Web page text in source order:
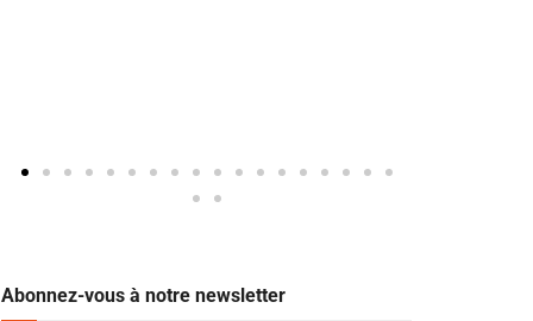
Abonnez-vous à notre newsletter